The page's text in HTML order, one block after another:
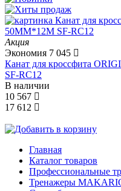
Акция
Экономия 7 045
Канат для кроссфита
SF-RС12
В наличии
10 567
17 612
Главная
Каталог товаров
Профессиональные
Тренажеры